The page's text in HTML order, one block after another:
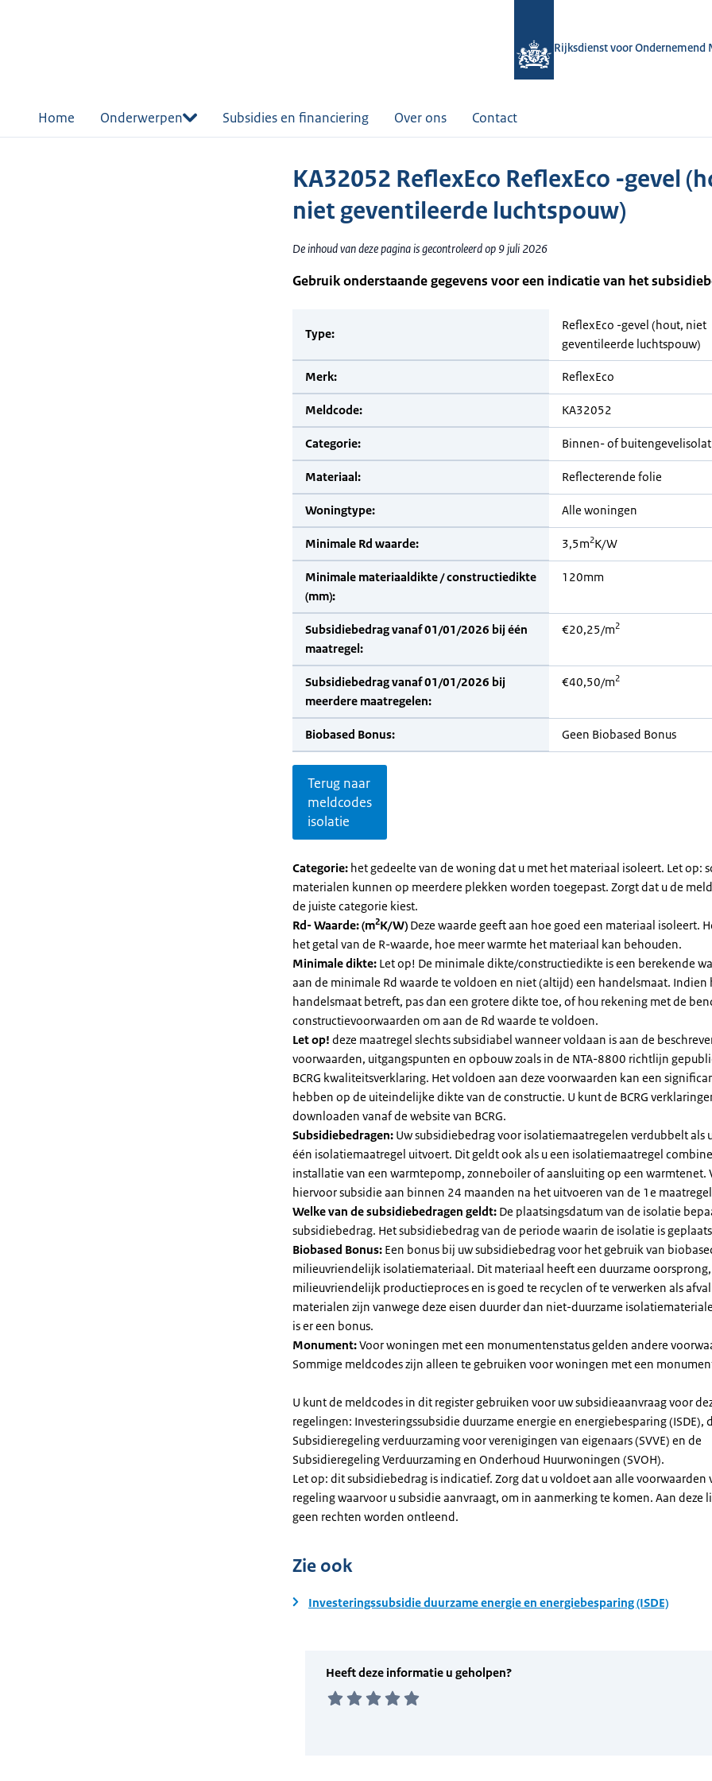
Rijksdienst voor Ondernemend
Home Onderwerpen Subsidies en financiering Over ons Contact
KA32052 ReflexEco ReflexEco -gevel
niet geventileerde luchtspouw)
De inhoud van deze pagina is gecontroleerd op 9 juli 2026
Gebruik onderstaande gegevens voor een indicatie van het
Type:
ReflexEco -gevel (hout, niet
geventileerde luchtspouw)
Merk: ReflexEco
Meldcode: KA32052
Categorie: Binnen- of
Materiaal: Reflecterende folie
Woningtype: Alle woningen
Minimale Rd waarde: 3,5m2K/W
Minimale materiaaldikte / constructiedikte
(mm):
120mm
Subsidiebedrag vanaf 01/01/2026 bij één
maatregel:
€20,25/m2
Subsidiebedrag vanaf 01/01/2026 bij
meerdere maatregelen:
€40,50/m2
Biobased Bonus: Geen Biobased Bonus
Terug naar
meldcodes
isolatie
Categorie: het gedeelte van de woning dat u met het materiaal isoleert. Let op:
materialen kunnen op meerdere plekken worden toegepast. Zorgt dat u de
de juiste categorie kiest.
Rd- Waarde: (m2K/W) Deze waarde geeft aan hoe goed een materiaal isoleert.
het getal van de R-waarde, hoe meer warmte het materiaal kan behouden.
Minimale dikte: Let op! De minimale dikte/constructiedikte is een berekende
aan de minimale Rd waarde te voldoen en niet (altijd) een handelsmaat. Indien
handelsmaat betreft, pas dan een grotere dikte toe, of hou rekening met de
constructievoorwaarden om aan de Rd waarde te voldoen.
Let op! deze maatregel slechts subsidiabel wanneer voldaan is aan de
voorwaarden, uitgangspunten en opbouw zoals in de NTA-8800 richtlijn
BCRG kwaliteitsverklaring. Het voldoen aan deze voorwaarden kan een
hebben op de uiteindelijke dikte van de constructie. U kunt de BCRG
downloaden vanaf de website van BCRG.
Subsidiebedragen: Uw subsidiebedrag voor isolatiemaatregelen verdubbelt als
één isolatiemaatregel uitvoert. Dit geldt ook als u een isolatiemaatregel
installatie van een warmtepomp, zonneboiler of aansluiting op een warmtenet.
hiervoor subsidie aan binnen 24 maanden na het uitvoeren van de 1e
Welke van de subsidiebedragen geldt: De plaatsingsdatum van de isolatie
subsidiebedrag. Het subsidiebedrag van de periode waarin de isolatie is
Biobased Bonus: Een bonus bij uw subsidiebedrag voor het gebruik van
milieuvriendelijk isolatiemateriaal. Dit materiaal heeft een duurzame oorsprong,
milieuvriendelijk productieproces en is goed te recyclen of te verwerken als
materialen zijn vanwege deze eisen duurder dan niet-duurzame
is er een bonus.
Monument:Voor woningen met een monumentenstatus gelden andere
Sommige meldcodes zijn alleen te gebruiken voor woningen met een
U kunt de meldcodes in dit register gebruiken voor uw subsidieaanvraag voor
regelingen: Investeringssubsidie duurzame energie en energiebesparing (ISDE),
Subsidieregeling verduurzaming voor verenigingen van eigenaars (SVVE) en de
Subsidieregeling Verduurzaming en Onderhoud Huurwoningen (SVOH).
Let op: dit subsidiebedrag is indicatief. Zorg dat u voldoet aan alle voorwaarden
regeling waarvoor u subsidie aanvraagt, om in aanmerking te komen. Aan deze
geen rechten worden ontleend.
Zie ook
Investeringssubsidie duurzame energie en energiebesparing (ISDE)